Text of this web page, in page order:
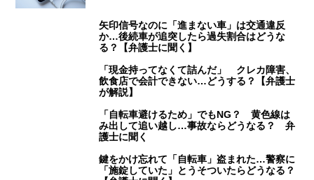
矢印信号なのに「進まない車」は交通違反
か…後続車が追突したら過失割合はどうな
る？【弁護士に聞く】
「現金持ってなくて詰んだ」 クレカ障害、
飲食店で会計できない…どうする？【弁護士
が解説】
「自転車避けるため」でもNG？ 黄色線は
み出して追い越し…事故ならどうなる？ 弁
護士に聞く
鍵をかけ忘れて「自転車」盗まれた…警察に
「施錠していた」とうそついたらどうなる？